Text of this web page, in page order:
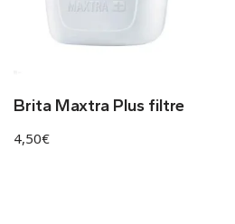
Brita Maxtra Plus filtre
4,50€